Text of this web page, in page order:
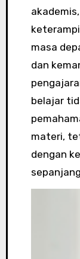
masa
dan
belajar
materi,
dengan